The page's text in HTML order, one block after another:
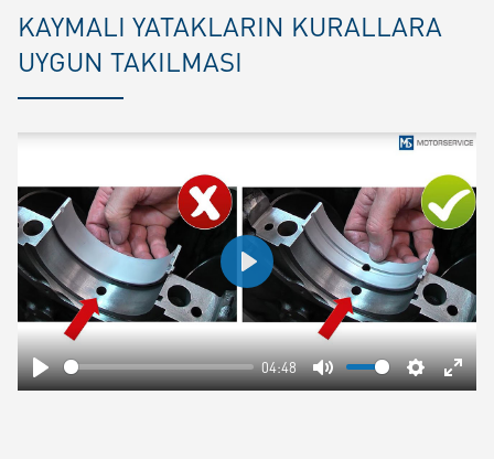
KAYMALI YATAKLARIN KURALLARA
UYGUN TAKILMASI
Play
04:48
Mute Settings
Play